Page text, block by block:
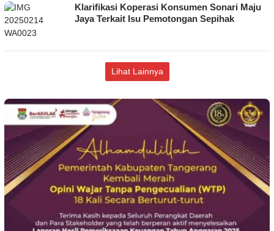
Klarifikasi Koperasi Konsumen Sonari Maju
Jaya Terkait Isu Pemotongan Sepihak
Lihat Lainnya